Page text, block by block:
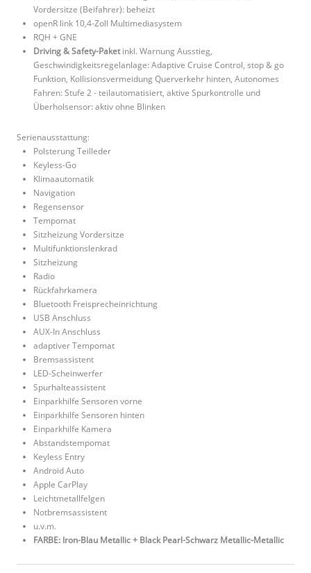
Vordersitze (Beifahrer): beheizt
openR link 10,4-Zoll Multimediasystem
RQH + GNE
Driving & Safety-Paketinkl. Warnung Ausstieg,
Geschwindigkeitsregelanlage: Adaptive Cruise Control, stop & go
Funktion, Kollisionsvermeidung Querverkehr hinten, Autonomes
Fahren: Stufe 2 - teilautomatisiert, aktive Spurkontrolle und
Überholsensor: aktiv ohne Blinken
Serienausstattung:
Polsterung Teilleder
Keyless-Go
Klimaautomatik
Navigation
Regensensor
Tempomat
Sitzheizung Vordersitze
Multifunktionslenkrad
Sitzheizung
Radio
Rückfahrkamera
Bluetooth Freisprecheinrichtung
USB Anschluss
AUX-In Anschluss
adaptiver Tempomat
Bremsassistent
LED-Scheinwerfer
Spurhalteassistent
Einparkhilfe Sensoren vorne
Einparkhilfe Sensoren hinten
Einparkhilfe Kamera
Abstandstempomat
Keyless Entry
Android Auto
Apple CarPlay
Leichtmetallfelgen
Notbremsassistent
u.v.m.
FARBE: Iron-Blau Metallic + Black Pearl-Schwarz Metallic-Metallic